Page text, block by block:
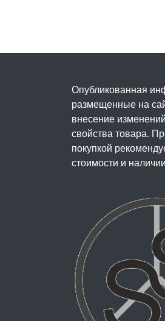
Опубликованная
размещенные на
внесение
свойства товара.
покупкой
стоимости и